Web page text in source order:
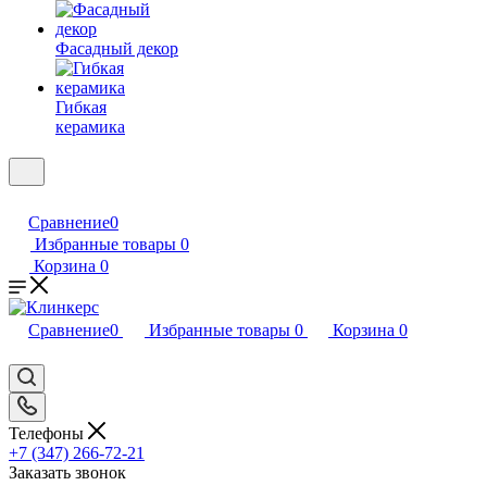
Фасадный декор
Гибкая
керамика
Сравнение0
Избранные товары 0
Корзина 0
Сравнение0 Избранные товары 0 Корзина 0
Телефоны
+7 (347) 266-72-21
Заказать звонок